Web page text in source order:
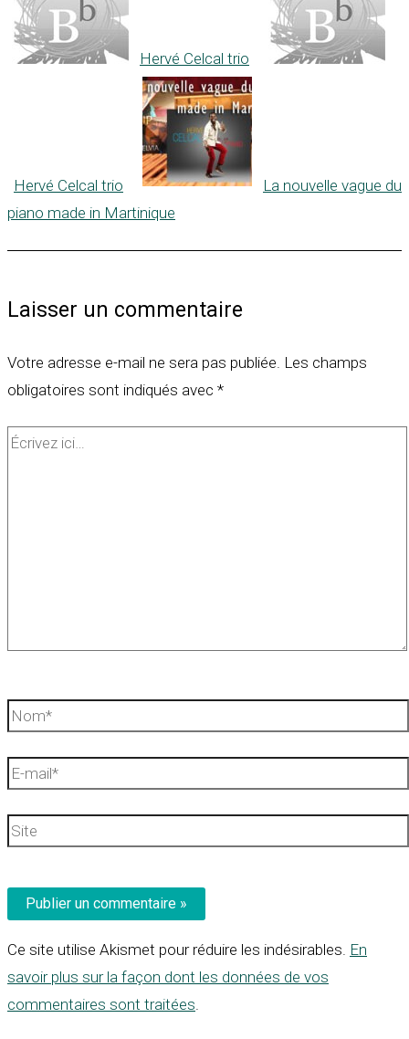
Hervé Celcal trio
Hervé Celcal trio
La nouvelle vague du
piano made in Martinique
Laisser un commentaire
Votre adresse e-mail ne sera pas publiée. Les champs
obligatoires sont indiqués avec *
Écrivez
Nom*
E-
Site
Ce site utilise Akismet pour réduire les indésirables. En
savoir plus sur la façon dont les données de vos
commentaires sont traitées